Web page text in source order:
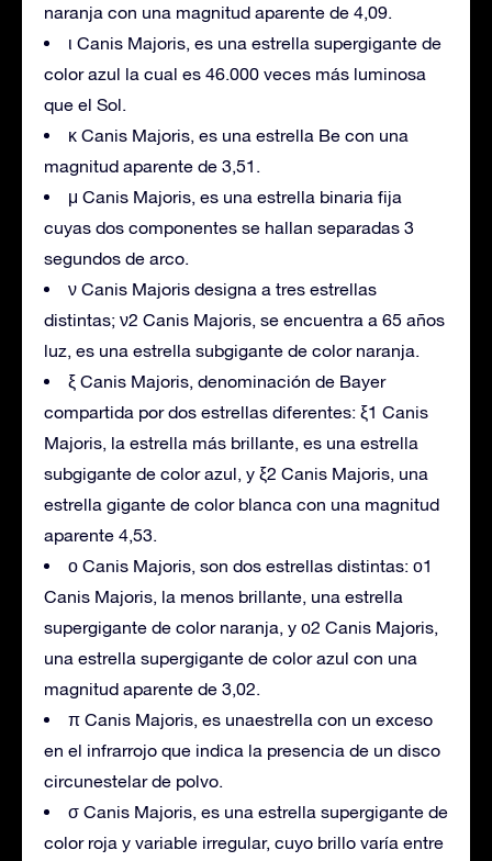
naranja con una magnitud aparente de 4,09.
ι Canis Majoris, es una estrella supergigante de
color azul la cual es 46.000 veces más luminosa
que el Sol.
κ Canis Majoris, es una estrella Be con una
magnitud aparente de 3,51.
μ Canis Majoris, es una estrella binaria fija
cuyas dos componentes se hallan separadas 3
segundos de arco.
ν Canis Majoris designa a tres estrellas
distintas; ν2 Canis Majoris, se encuentra a 65 años
luz, es una estrella subgigante de color naranja.
ξ Canis Majoris, denominación de Bayer
compartida por dos estrellas diferentes: ξ1 Canis
Majoris, la estrella más brillante, es una estrella
subgigante de color azul, y ξ2 Canis Majoris, una
estrella gigante de color blanca con una magnitud
aparente 4,53.
ο Canis Majoris, son dos estrellas distintas: ο1
Canis Majoris, la menos brillante, una estrella
supergigante de color naranja, y ο2 Canis Majoris,
una estrella supergigante de color azul con una
magnitud aparente de 3,02.
π Canis Majoris, es unaestrella con un exceso
en el infrarrojo que indica la presencia de un disco
circunestelar de polvo.
σ Canis Majoris, es una estrella supergigante de
color roja y variable irregular, cuyo brillo varía entre